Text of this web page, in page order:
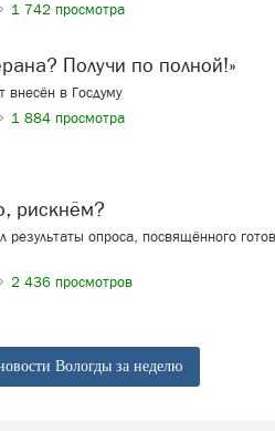
1 742 просмотра
Получи по полной!»
внесён в Госдуму
1 884 просмотра
рискнём?
опроса, посвящённого
2 436 просмотров
Вологды за неделю